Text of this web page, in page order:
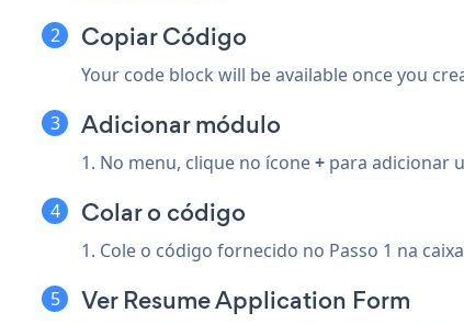
Copiar Código
Your code block will be available once you
Adicionar módulo
1. No menu, clique no ícone+ para adicionar
Colar o código
1. Cole o código fornecido no Passo 1 na
Ver Resume Application Form